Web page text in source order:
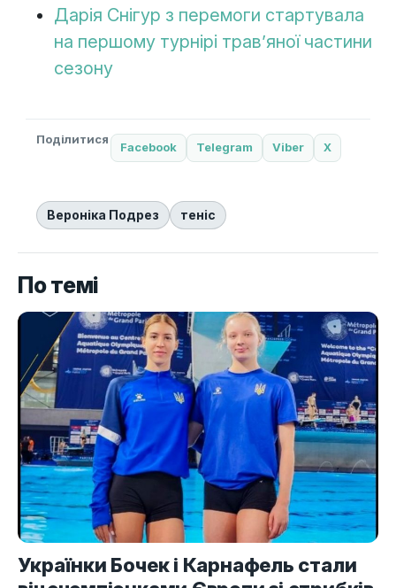
Дарія Снігур з перемоги стартувала
на першому турнірі трав’яної частини
сезону
Поділитися
Facebook Telegram Viber X
Вероніка Подрез теніс
По темі
Українки Бочек і Карнафель стали